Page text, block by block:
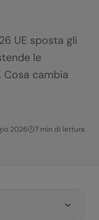
UE sposta gli
le
Cosa cambia
2026 7 min di lettura